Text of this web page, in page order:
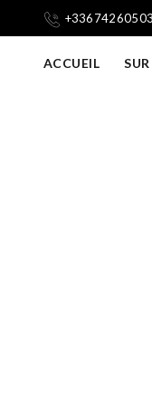
+33674260503
ACCUEIL